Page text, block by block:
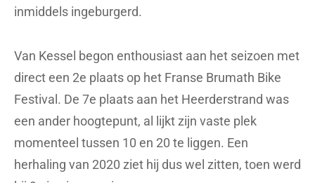
inmiddels ingeburgerd.
Van Kessel begon enthousiast aan het seizoen met
direct een 2e plaats op het Franse Brumath Bike
Festival. De 7e plaats aan het Heerderstrand was
een ander hoogtepunt, al lijkt zijn vaste plek
momenteel tussen 10 en 20 te liggen. Een
herhaling van 2020 ziet hij dus wel zitten, toen werd